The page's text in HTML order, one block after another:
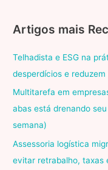
Artigos mais
Telhadista e ESG na
desperdícios e
Multitarefa em
abas está drenando
semana)
Assessoria logística
evitar retrabalho, taxas